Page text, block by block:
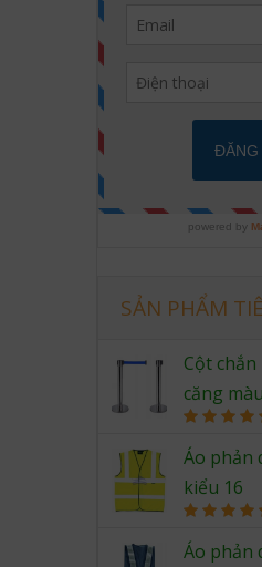
SẢN PHẨM
Cột
căng
out of 5
Áo phản
kiểu 16
out of 5
Áo phản